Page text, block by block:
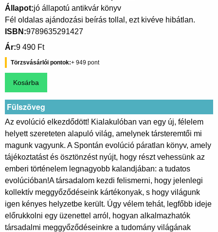
Állapot jó állapotú antikvár könyv
Fél oldalas ajándozási beírás tollal, ezt kivéve hibátlan.
ISBN 9789635291427
Ár 9 490 Ft
Törzsvásárlói pontok 949
Fülszöveg
Az evolúció elkezdődött! Kialakulóban van egy új, félelem
helyett szereteten alapuló világ, amelynek társteremtői mi
magunk vagyunk. A Spontán evolúció páratlan könyv, amely
tájékoztatást és ösztönzést nyújt, hogy részt vehessünk az
emberi történelem legnagyobb kalandjában: a tudatos
evolúcióban!A társadalom kezdi felismerni, hogy jelenlegi
kollektív meggyőződéseink kártékonyak, s hogy világunk
igen kényes helyzetbe került. Úgy vélem tehát, legfőbb ideje
előrukkolni egy üzenettel arról, hogyan alkalmazhatók
társadalmi meggyőződéseinkre a tudomány világának